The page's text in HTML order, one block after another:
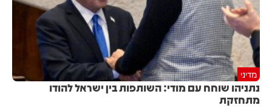
מדיני
נתניהו שוחח עם מודי: השותפות בין ישראל להודו
מתחזקת